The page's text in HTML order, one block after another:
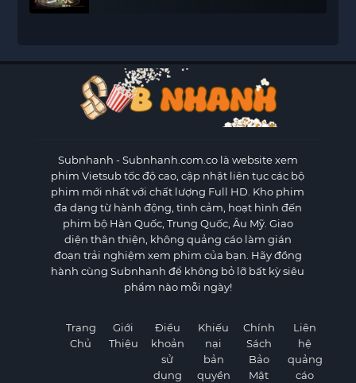
Subnhanh - Subnhanh.com.co là website xem
phim Vietsub tốc độ cao, cập nhật liên tục các bộ
phim mới nhất với chất lượng Full HD. Kho phim
đa dạng từ hành động, tình cảm, hoạt hình đến
phim bộ Hàn Quốc, Trung Quốc, Âu Mỹ. Giao
diện thân thiện, không quảng cáo làm gián
đoạn trải nghiệm xem phim của bạn. Hãy đồng
hành cùng Subnhanh để không bỏ lỡ bất kỳ siêu
phẩm nào mỗi ngày!
Trang
Chủ
Giới
Thiệu
Điều
khoản
sử
dụng
Khiếu
nại
bản
quyền
Chính
Sách
Bảo
Mật
Liên
hệ
quảng
cáo